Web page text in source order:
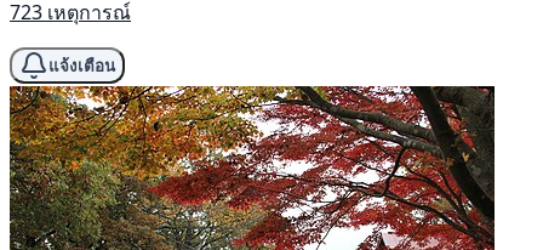
723 เหตุการณ์
แจ้งเตือน